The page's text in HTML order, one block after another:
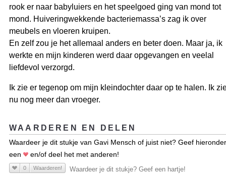
rook er naar babyluiers en het speelgoed ging van mond tot
mond. Huiveringwekkende bacteriemassa’s zag ik over
meubels en vloeren kruipen.
En zelf zou je het allemaal anders en beter doen. Maar ja, ik
werkte en mijn kinderen werd daar opgevangen en veelal
liefdevol verzorgd.
Ik zie er tegenop om mijn kleindochter daar op te halen. Ik
nu nog meer dan vroeger.
WAARDEREN EN DELEN
Waardeer je dit stukje van Gavi Mensch of juist niet? Geef hieronder
een
en/of deel het met anderen!
0 Waarderen! Waardeer je dit stukje? Geef een hartje!